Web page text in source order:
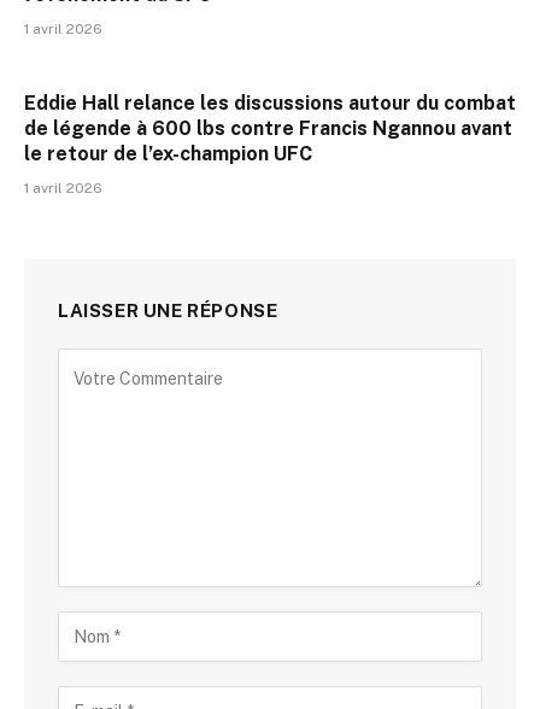
1 avril 2026
Eddie Hall relance les discussions autour du combat
de légende à 600 lbs contre Francis Ngannou avant
le retour de l’ex-champion UFC
1 avril 2026
LAISSER UNE RÉPONSE